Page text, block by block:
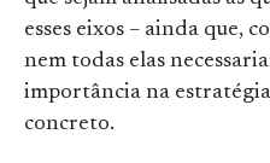
esses eixos – ainda que,
nem todas elas
importância na
concreto.